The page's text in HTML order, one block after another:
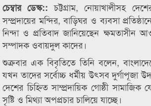
চেম্বার ডেস্ক::চট্টগ্রাম, নোয়াখালীসহ
সম্প্রদায়ের মন্দির, বাড়িঘর ও ব্যবসা
নিন্দা ও প্রতিবাদ জানিয়েছেন ক্ষমতাসীন
সম্পাদক ওবায়দুল কাদের।
শুক্রবার এক বিবৃতিতে তিনি বলেন,
যখন তাদের সর্বোচ্চ ধর্মীয় উৎসব দুর্গাপূজা
দেশের চিহ্নিত সাম্প্রদায়িক গোষ্ঠী
সৃষ্টি ও মিথ্যা অপপ্রচার চালিয়ে যাচ্ছে।